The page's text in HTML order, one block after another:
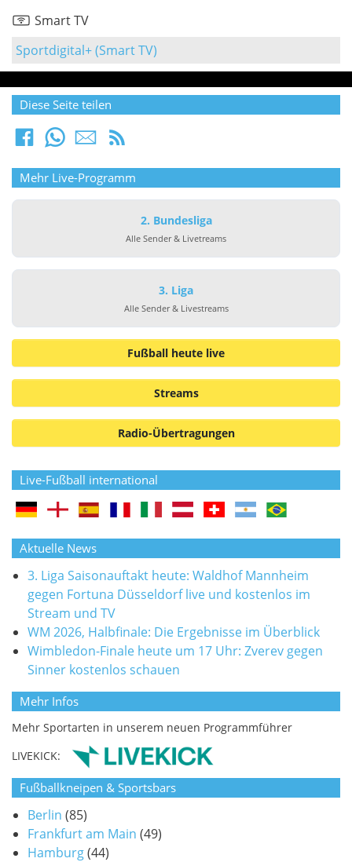
Smart TV
Sportdigital+ (Smart TV)
Diese Seite teilen
Mehr Live-Programm
2. Bundesliga
Alle Sender & Livetreams
3. Liga
Alle Sender & Livestreams
Fußball heute live
Streams
Radio-Übertragungen
Live-Fußball international
Aktuelle News
3. Liga Saisonauftakt heute: Waldhof Mannheim
gegen Fortuna Düsseldorf live und kostenlos im
Stream und TV
WM 2026, Halbfinale: Die Ergebnisse im Überblick
Wimbledon-Finale heute um 17 Uhr: Zverev gegen
Sinner kostenlos schauen
Mehr Infos
Mehr Sportarten in unserem neuen Programmführer
LIVEKICK:
Fußballkneipen & Sportsbars
Berlin (85)
Frankfurt am Main (49)
Hamburg(44)